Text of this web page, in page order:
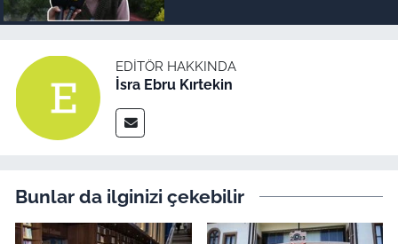
EDITÖR HAKKINDA
İsra Ebru Kırtekin
Bunlar da ilginizi çekebilir